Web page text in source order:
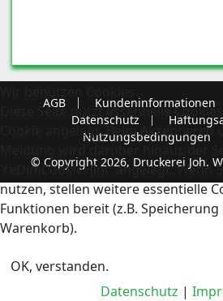
AGB Kundeninformationen
Datenschutz
Nutzungsbedingungen
© Copyright 2026, Druckerei Joh.
Diese Seite nutzt essentielle
Cookie angelegt. Beim Akzeptieren
Meldung wird darüber hinaus der
'reDimCookieHint' angelegt. Wenn
nutzen, stellen weitere essentielle
Funktionen bereit (z.B.
Warenkorb).
OK, verstanden.
Datenschutz |